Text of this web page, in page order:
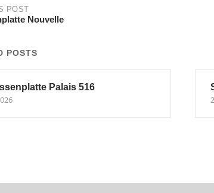
POST
Nouvelle
POSTS
Palais 516